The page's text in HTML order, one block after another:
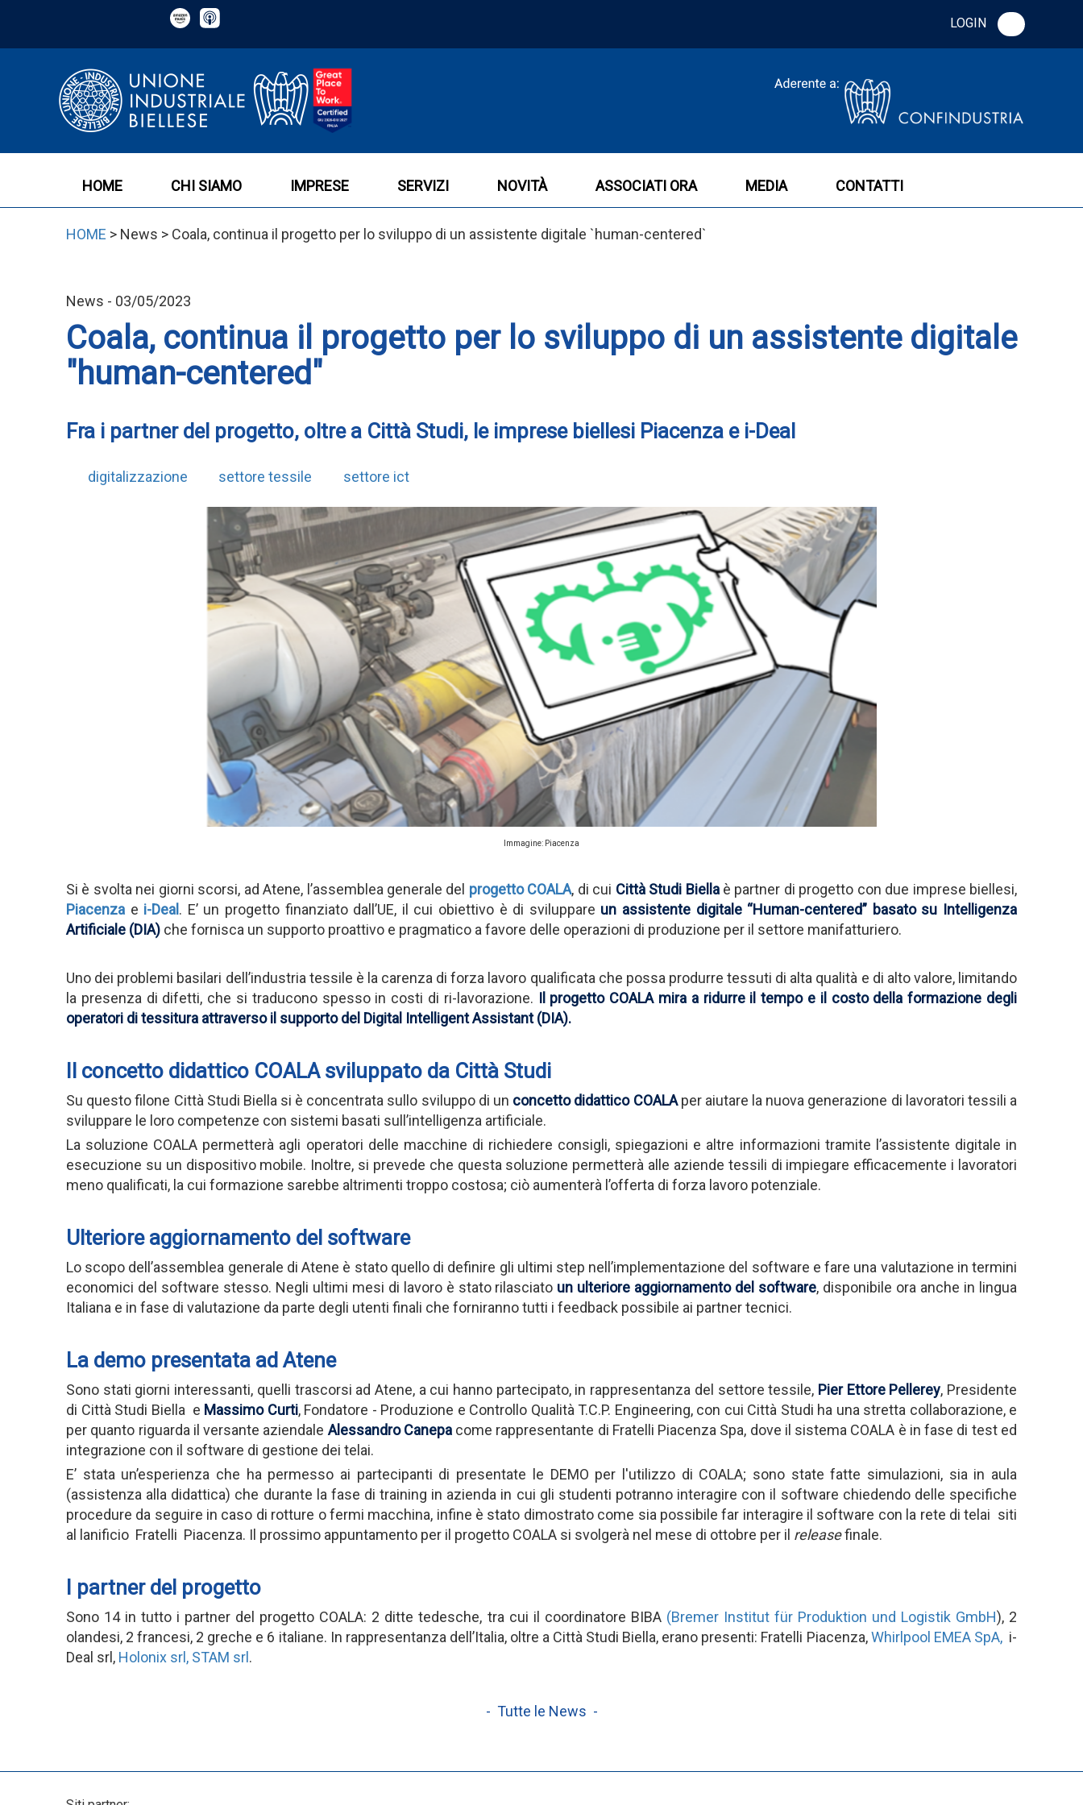
LOGIN
HOME CHI SIAMO IMPRESE SERVIZI NOVITÀ ASSOCIATI ORA MEDIA CONTATTI
HOME > News > Coala, continua il progetto per lo sviluppo di un assistente digitale `human-centered`
News - 03/05/2023
Coala, continua il progetto per lo sviluppo di un assistente digitale
"human-centered"
Fra i partner del progetto, oltre a Città Studi, le imprese biellesi Piacenza e i-Deal
digitalizzazione settore tessile settore ict
Immagine: Piacenza
Si è svolta nei giorni scorsi, ad Atene, l’assemblea generale del progetto COALA, di cui Città Studi Biella è partner di progetto con due imprese biellesi,
Piacenza e i-Deal . E’ un progetto finanziato dall’UE, il cui obiettivo è di sviluppare un assistente digitale “Human-centered” basato su Intelligenza
Artificiale (DIA) che fornisca un supporto proattivo e pragmatico a favore delle operazioni di produzione per il settore manifatturiero.
Uno dei problemi basilari dell’industria tessile è la carenza di forza lavoro qualificata che possa produrre tessuti di alta qualità e di alto valore, limitando
la presenza di difetti, che si traducono spesso in costi di ri-lavorazione. Il progetto COALA mira a ridurre il tempo e il costo della formazione degli
operatori di tessitura attraverso il supporto del Digital Intelligent Assistant (DIA).
Il concetto didattico COALA sviluppato da Città Studi
Su questo filone Città Studi Biella si è concentrata sullo sviluppo di un concetto didattico COALAper aiutare la nuova generazione di lavoratori tessili a
sviluppare le loro competenze con sistemi basati sull’intelligenza artificiale.
La soluzione COALA permetterà agli operatori delle macchine di richiedere consigli, spiegazioni e altre informazioni tramite l’assistente digitale in
esecuzione su un dispositivo mobile. Inoltre, si prevede che questa soluzione permetterà alle aziende tessili di impiegare efficacemente i lavoratori
meno qualificati, la cui formazione sarebbe altrimenti troppo costosa; ciò aumenterà l’offerta di forza lavoro potenziale.
Ulteriore aggiornamento del software
Lo scopo dell’assemblea generale di Atene è stato quello di definire gli ultimi step nell’implementazione del software e fare una valutazione in termini
economici del software stesso. Negli ultimi mesi di lavoro è stato rilasciato un ulteriore aggiornamento del software, disponibile ora anche in lingua
Italiana e in fase di valutazione da parte degli utenti finali che forniranno tutti i feedback possibile ai partner tecnici.
La demo presentata ad Atene
Sono stati giorni interessanti, quelli trascorsi ad Atene, a cui hanno partecipato, in rappresentanza del settore tessile, Pier Ettore Pellerey, Presidente
di Città Studi Biella e Massimo Curti, Fondatore - Produzione e Controllo Qualità T.C.P. Engineering, con cui Città Studi ha una stretta collaborazione, e
per quanto riguarda il versante aziendaleAlessandro Canepacome rappresentante di Fratelli Piacenza Spa, dove il sistema COALA è in fase di test ed
integrazione con il software di gestione dei telai.
E’ stata un’esperienza che ha permesso ai partecipanti di presentate le DEMO per l'utilizzo di COALA; sono state fatte simulazioni, sia in aula
(assistenza alla didattica) che durante la fase di training in azienda in cui gli studenti potranno interagire con il software chiedendo delle specifiche
procedure da seguire in caso di rotture o fermi macchina, infine è stato dimostrato come sia possibile far interagire il software con la rete di telai siti
al lanificio Fratelli Piacenza. Il prossimo appuntamento per il progetto COALA si svolgerà nel mese di ottobre per il releasefinale.
I partner del progetto
Sono 14 in tutto i partner del progetto COALA: 2 ditte tedesche, tra cui il coordinatore BIBA(Bremer Institut für Produktion und Logistik GmbH), 2
olandesi, 2 francesi, 2 greche e 6 italiane. In rappresentanza dell’Italia, oltre a Città Studi Biella, erano presenti: Fratelli Piacenza,Whirlpool EMEA SpA, i-
Deal srl, Holonix srl, STAM srl .
- Tutte le News -